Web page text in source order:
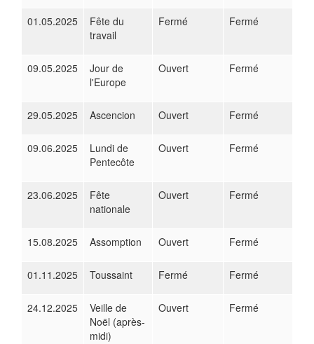
01.05.2025
Fête du
travail
Fermé Fermé
09.05.2025
Jour de
l'Europe
Ouvert Fermé
29.05.2025 Ascencion Ouvert Fermé
09.06.2025
Lundi de
Pentecôte
Ouvert Fermé
23.06.2025
Fête
nationale
Ouvert Fermé
15.08.2025 Assomption Ouvert Fermé
01.11.2025 Toussaint Fermé Fermé
24.12.2025
Veille de
Noël (après-
midi)
Ouvert Fermé